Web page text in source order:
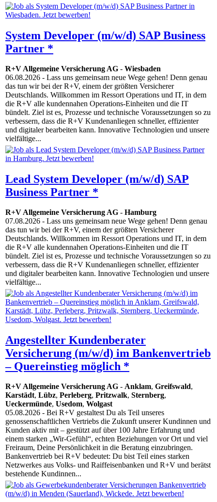
System Developer (m/w/d) SAP Business
Partner *
R+V Allgemeine Versicherung AG - Wiesbaden
06.08.2026 - Lass uns gemeinsam neue Wege gehen! Denn genau
das tun wir bei der R+V, einem der größten Versicherer
Deutschlands. Willkommen im Ressort Operations und IT, in dem
die R+V alle kundennahen Operations-Einheiten und die IT
bündelt. Ziel ist es, Prozesse und technische Voraussetzungen so zu
verbessern, dass die R+V Kundenanliegen schneller, effizienter
und digitaler bearbeiten kann. Innovative Techno­logien und unsere
vielfältige...
Lead System Developer (m/w/d) SAP
Business Partner *
R+V Allgemeine Versicherung AG - Hamburg
07.08.2026 - Lass uns gemeinsam neue Wege gehen! Denn genau
das tun wir bei der R+V, einem der größten Versicherer
Deutschlands. Willkommen im Ressort Operations und IT, in dem
die R+V alle kundennahen Operations-Einheiten und die IT
bündelt. Ziel ist es, Prozesse und technische Voraussetzungen so zu
verbessern, dass die R+V Kundenanliegen schneller, effizienter
und digitaler bearbeiten kann. Innovative Techno­logien und unsere
vielfältige...
Angestellter Kundenberater
Versicherung (m/w/d) im Bankenvertrieb
– Quereinstieg möglich *
R+V Allgemeine Versicherung AG - Anklam, Greifswald,
Karstädt, Lübz, Perleberg, Pritzwalk, Sternberg,
Ueckermünde, Usedom, Wolgast
05.08.2026 - Bei R+V gestaltest Du als Teil unseres
genossenschaftlichen Vertriebs die Zukunft unserer Kundinnen und
Kunden aktiv mit – gestützt auf über 100 Jahre Erfahrung und
einem starken „Wir-Gefühl“, echten Beziehungen vor Ort und viel
Freiraum, Deine Persönlichkeit in die Beratung einzubringen.
Bankenvertrieb bei R+V bedeutet: Du bist Teil eines starken
Netzwerkes aus Volks- und Raiffeisenbanken und R+V und berätst
bestehende Kundinnen...